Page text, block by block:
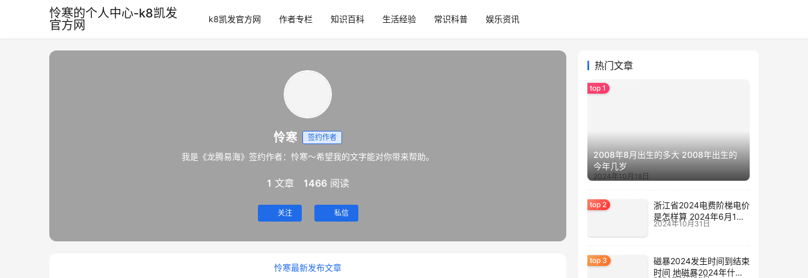
怜寒的个人中心-k8凯发
官方网
k8凯发官方网 作者专栏 知识百科 生活经验 常识科普 娱乐资讯
怜寒 签约作者
我是《龙腾易海》签约作者：怜寒～希望我的文字能对你带来帮助。
1 文章 1466 阅读
关注 私信
怜寒最新发布文章
热门文章
2008年8月出生的多大 2008年出生的
今年几岁
2024年10月18日
浙江省2024电费阶梯电价
是怎样算 2024年6月1日
电费涨价
2024年10月31日
磁暴2024发生时间到结束
时间 地磁暴2024年什么